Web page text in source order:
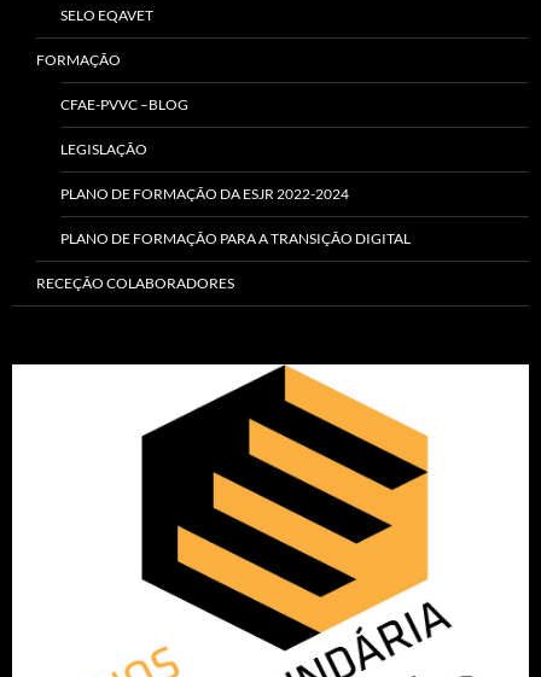
SELO EQAVET
FORMAÇÃO
CFAE-PVVC –BLOG
LEGISLAÇÃO
PLANO DE FORMAÇÃO DA ESJR 2022-2024
PLANO DE FORMAÇÃO PARA A TRANSIÇÃO DIGITAL
RECEÇÃO COLABORADORES